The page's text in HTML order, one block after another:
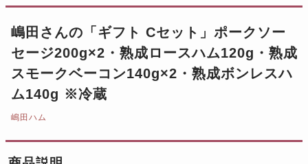
嶋田さんの「ギフト Cセット」ポークソー
セージ200g×2・熟成ロースハム120g・熟成
スモークベーコン140g×2・熟成ボンレスハ
ム140g ※冷蔵
嶋田ハム